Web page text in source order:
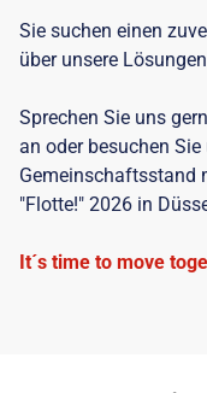
Sie suchen einen
über unsere
Sprechen Sie uns
an oder besuchen
Gemeinschaftsstand
"Flotte!" 2026 in
It´s time to move